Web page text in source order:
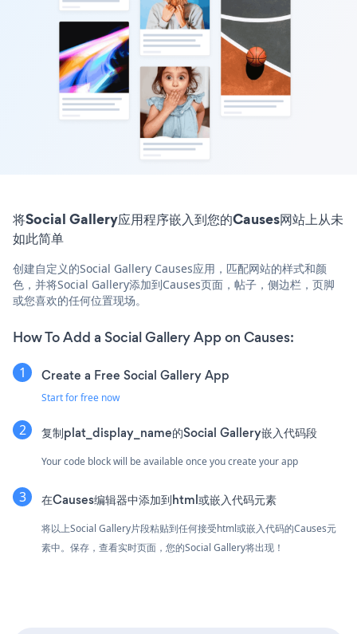
将Social Gallery应用程序嵌入到您的Causes网站上从未
如此简单
创建自定义的Social Gallery Causes应用，匹配网站的样式和颜
色，并将Social Gallery添加到Causes页面，帖子，侧边栏，页脚
或您喜欢的任何位置现场。
How To Add a Social Gallery App on Causes:
Create a Free Social Gallery App
Start for free now
复制plat_display_name的Social Gallery嵌入代码段
Your code block will be available once you create your app
在Causes编辑器中添加到html或嵌入代码元素
将以上Social Gallery片段粘贴到任何接受html或嵌入代码的Causes元
素中。保存，查看实时页面，您的Social Gallery将出现！